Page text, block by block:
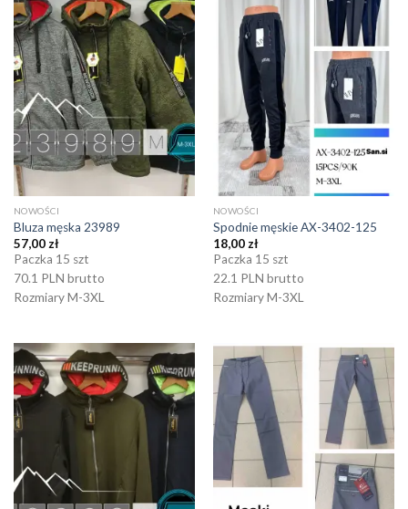
NOWOŚCI
Bluza męska 23989
57,00 zł
Paczka 15 szt
70.1 PLN brutto
Rozmiary M-3XL
NOWOŚCI
Spodnie męskie AX-3402-125
18,00 zł
Paczka 15 szt
22.1 PLN brutto
Rozmiary M-3XL